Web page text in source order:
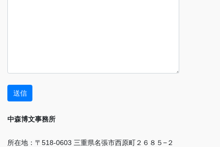
中森博文事務所
所在地：〒518-0603 三重県名張市西原町２６８５−２